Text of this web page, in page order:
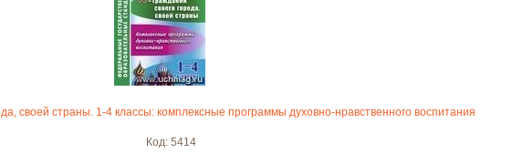
своей страны. 1-4 классы: комплексные программы духовно-нравственного воспитания
Код: 5414